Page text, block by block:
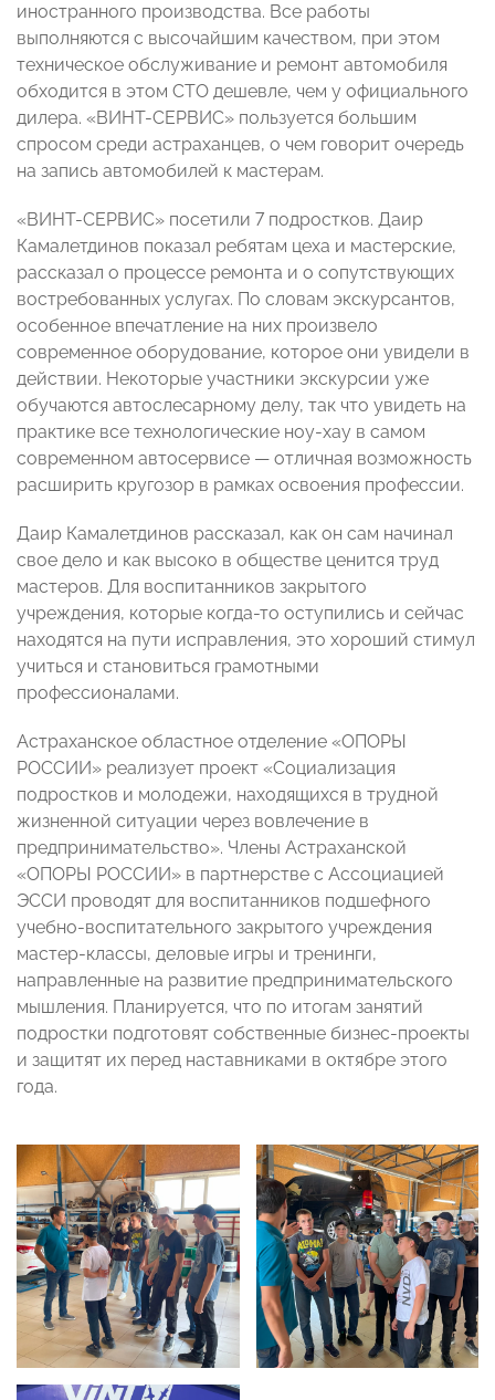
иностранного производства. Все работы
выполняются с высочайшим качеством, при этом
техническое обслуживание и ремонт автомобиля
обходится в этом СТО дешевле, чем у официального
дилера. «ВИНТ-СЕРВИС» пользуется большим
спросом среди астраханцев, о чем говорит очередь
на запись автомобилей к мастерам.
«ВИНТ-СЕРВИС» посетили 7 подростков. Даир
Камалетдинов показал ребятам цеха и мастерские,
рассказал о процессе ремонта и о сопутствующих
востребованных услугах. По словам экскурсантов,
особенное впечатление на них произвело
современное оборудование, которое они увидели в
действии. Некоторые участники экскурсии уже
обучаются автослесарному делу, так что увидеть на
практике все технологические ноу-хау в самом
современном автосервисе — отличная возможность
расширить кругозор в рамках освоения профессии.
Даир Камалетдинов рассказал, как он сам начинал
свое дело и как высоко в обществе ценится труд
мастеров. Для воспитанников закрытого
учреждения, которые когда-то оступились и сейчас
находятся на пути исправления, это хороший стимул
учиться и становиться грамотными
профессионалами.
Астраханское областное отделение «ОПОРЫ
РОССИИ» реализует проект «Социализация
подростков и молодежи, находящихся в трудной
жизненной ситуации через вовлечение в
предпринимательство». Члены Астраханской
«ОПОРЫ РОССИИ» в партнерстве с Ассоциацией
ЭССИ проводят для воспитанников подшефного
учебно-воспитательного закрытого учреждения
мастер-классы, деловые игры и тренинги,
направленные на развитие предпринимательского
мышления. Планируется, что по итогам занятий
подростки подготовят собственные бизнес-проекты
и защитят их перед наставниками в октябре этого
года.